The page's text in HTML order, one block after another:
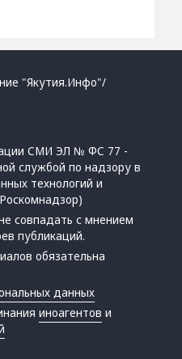
"Якутия.Инфо"/
СМИ ЭЛ № ФС 77 -
службой по надзору в
технологий и
совпадать с мнением
публикаций.
обязательна
данных
иноагентов и